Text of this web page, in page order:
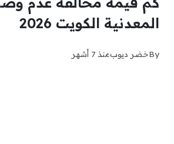
المعدنية الكويت 2026
Byخضر ديوبمنذ 7 أشهر